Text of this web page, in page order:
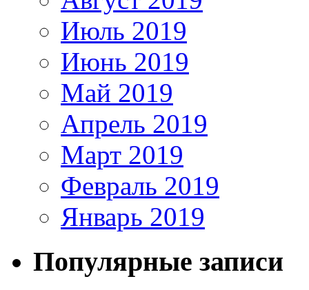
Июль 2019
Июнь 2019
Май 2019
Апрель 2019
Март 2019
Февраль 2019
Январь 2019
Популярные записи